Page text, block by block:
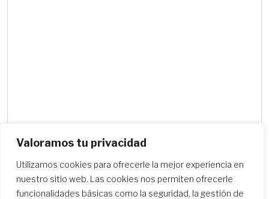
Valoramos tu privacidad
Utilizamos cookies para ofrecerle la mejor experiencia en
nuestro sitio web. Las cookies nos permiten ofrecerle
funcionalidades básicas como la seguridad, la gestión de
Buscar centros escolares